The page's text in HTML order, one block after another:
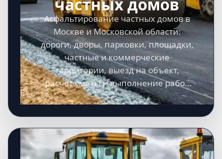
Асфальтирование частных домов в
Москве и Московской области:
дороги, дворы, парковки, площадки,
частные и коммерческие
территории, выезд на объект,
расчет сметы и выполнение работ
под ключ.